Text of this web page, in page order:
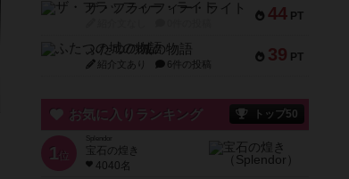
44 PT
ザ・フラッフィー・ライト
39 PT
ふたつの城の物語
紹介文あり 6件の投稿
お気に入りランキング トップ50
1 位
宝石の煌き
4040名